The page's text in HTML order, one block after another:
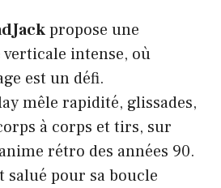
propose une
verticale intense, où
est un défi.
mêle rapidité, glissades,
à corps et tirs, sur
rétro des années 90.
salué pour sa boucle